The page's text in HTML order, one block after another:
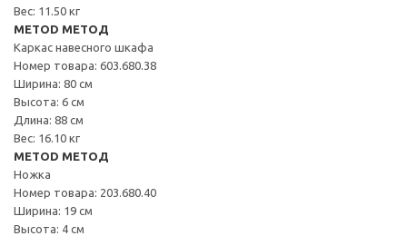
Вес: 11.50 кг
METOD МЕТОД
Каркас навесного шкафа
Номер товара: 603.680.38
Ширина: 80 см
Высота: 6 см
Длина: 88 см
Вес: 16.10 кг
METOD МЕТОД
Ножка
Номер товара: 203.680.40
Ширина: 19 см
Высота: 4 см